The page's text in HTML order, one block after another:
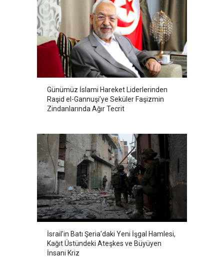
Günümüz İslami Hareket Liderlerinden
Raşid el-Gannuşi’ye Seküler Faşizmin
Zindanlarında Ağır Tecrit
İsrail’in Batı Şeria’daki Yeni İşgal Hamlesi,
Kağıt Üstündeki Ateşkes ve Büyüyen
İnsani Kriz